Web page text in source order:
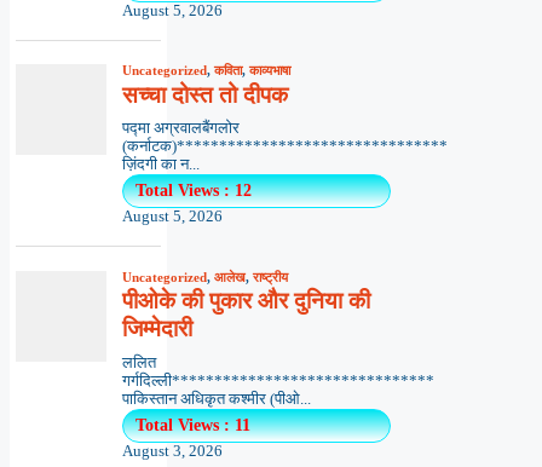
August 5, 2026
Uncategorized,कविता,काव्यभाषा
सच्चा दोस्त तो दीपक
पद्मा अग्रवालबैंगलोर
(कर्नाटक)********************************
ज़िंदगी का न...
Total Views : 12
August 5, 2026
Uncategorized, आलेख,राष्ट्रीय
पीओके की पुकार और दुनिया की
जिम्मेदारी
ललित
गर्गदिल्ली*******************************
पाकिस्तान अधिकृत कश्मीर (पीओ...
Total Views : 11
August 3, 2026